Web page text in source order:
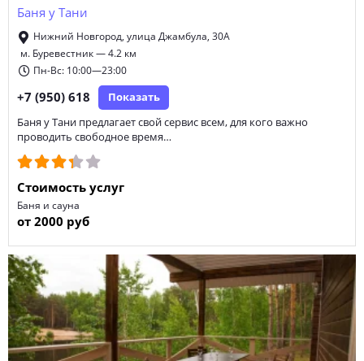
Баня у Тани
Нижний Новгород, улица Джамбула, 30А
м. Буревестник — 4.2 км
Пн-Вс: 10:00—23:00
+7 (950) 618 Показать
Баня у Тани предлагает свой сервис всем, для кого важно
проводить свободное время…
Стоимость услуг
Баня и сауна
от 2000 руб